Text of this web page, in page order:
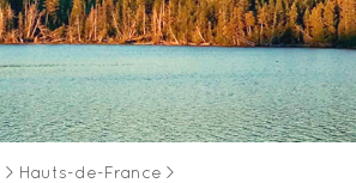
> Hauts-de-France >